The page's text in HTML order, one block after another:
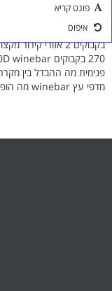
אביזרים ליין
כוסות יין
מדפי עץ winebar מה הופך […]
פונט קריא
איפוס